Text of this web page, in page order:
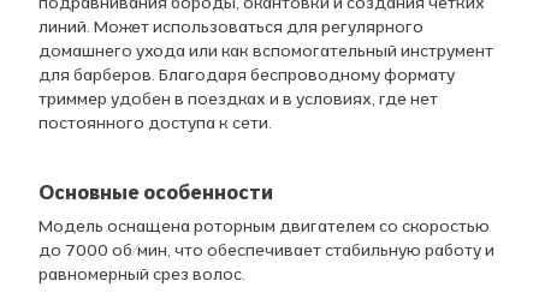
линий. Может использоваться для регулярного
домашнего ухода или как вспомогательный инструмент
для барберов. Благодаря беспроводному формату
триммер удобен в поездках и в условиях, где нет
постоянного доступа к сети.
Основные особенности
Модель оснащена роторным двигателем со скоростью
до 7000 об/мин, что обеспечивает стабильную работу и
равномерный срез волос.